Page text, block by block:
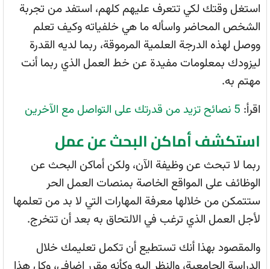
استغل وقتك لكي تتعرف عليهم كلهم، استفد من تجربة
الشخص المحاضر واسأله ما هي خلفياته وكيف تعلم
ووصل لهذه الدرجة العلمية المرموقة، ربما لديه القدرة
ليزودك بمعلومات مفيدة عن خط العمل الذي ربما أنت
مهتم به.
اقرأ: 5 نصائح تزيد من قدرتك على التواصل مع الآخرين
استكشف أماكن البحث عن عمل
ربما لا تبحث عن وظيفة الآن، ولكن أماكن البحث عن
الوظائف على المواقع الخاصة بمنصات العمل الحر
ستتمكن من خلالها معرفة المهارات التي لا بد من تعلمها
لأجل العمل الذي ترغب في الالتحاق به بعد أن تتخرج.
والمقصود بهذا أنك تستطيع أن تكمل تعليمك خلال